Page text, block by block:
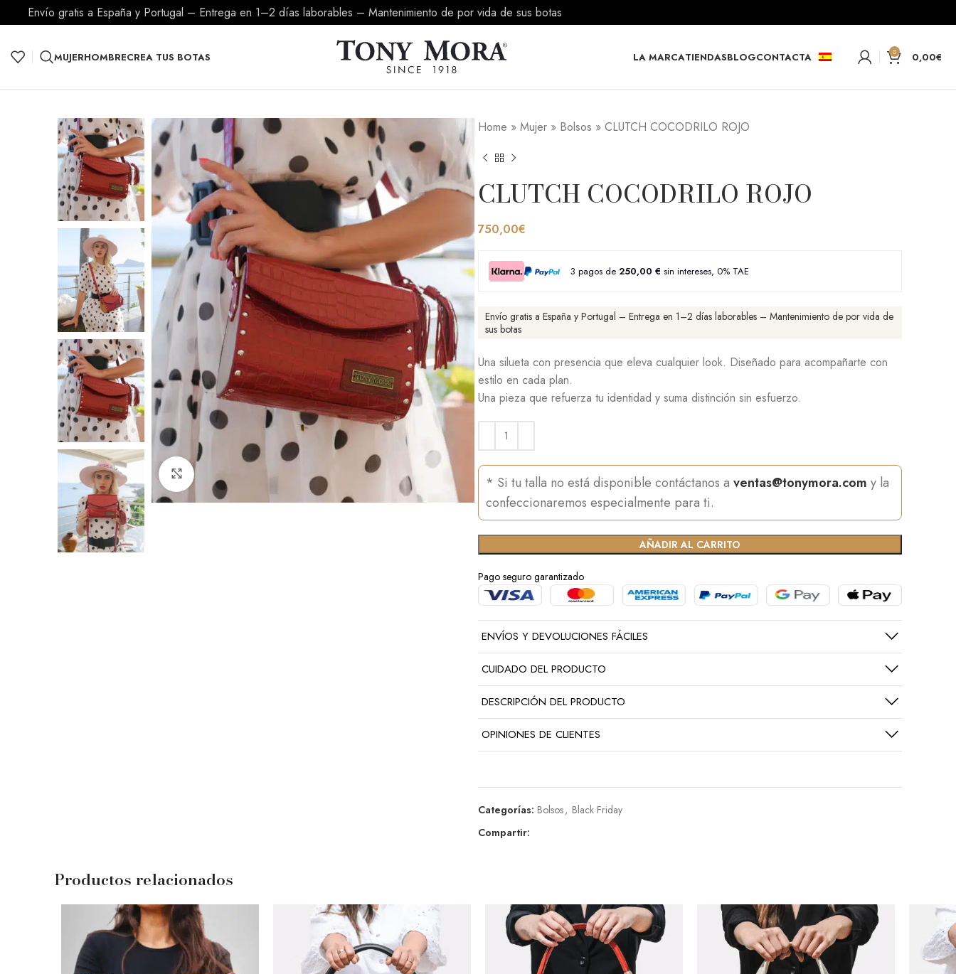
Envío gratis a España y Portugal – Entrega en 1–2 días laborables – Mantenimiento de por vida de sus botas
MUJERHOMBRECREA TUS BOTAS LA MARCATIENDASBLOGCONTACTA 0 0,00€
Home » Mujer » Bolsos » CLUTCH COCODRILO ROJO
CLUTCH COCODRILO ROJO
750,00€
3 pagos de 250,00 € sin intereses, 0% TAE
Envío gratis a España y Portugal – Entrega en 1–2 días laborables – Mantenimiento de por vida de
sus botas
Una silueta con presencia que eleva cualquier look. Diseñado para acompañarte con
estilo en cada plan.
Una pieza que refuerza tu identidad y suma distinción sin esfuerzo.
* Si tu talla no está disponible contáctanos a ventas@tonymora.com y la
confeccionaremos especialmente para ti.
AÑADIR AL CARRITO
Pago seguro garantizado
ENVÍOS Y DEVOLUCIONES FÁCILES
CUIDADO DEL PRODUCTO
DESCRIPCIÓN DEL PRODUCTO
OPINIONES DE CLIENTES
Categorías: Bolsos, Black Friday
Compartir:
Productos relacionados